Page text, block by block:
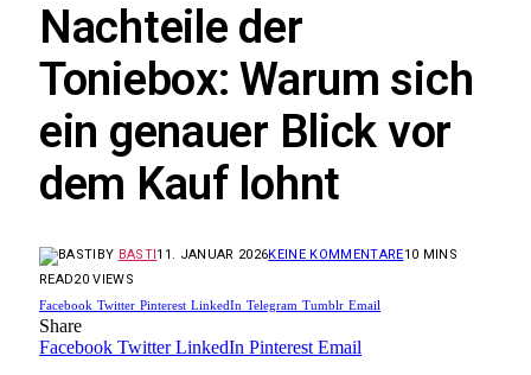
Nachteile der
Toniebox: Warum sich
ein genauer Blick vor
dem Kauf lohnt
BY BASTI11. JANUAR 2026KEINE KOMMENTARE10 MINS
READ20VIEWS
Facebook Twitter Pinterest LinkedIn Telegram Tumblr Email
Share
Facebook Twitter LinkedIn Pinterest Email